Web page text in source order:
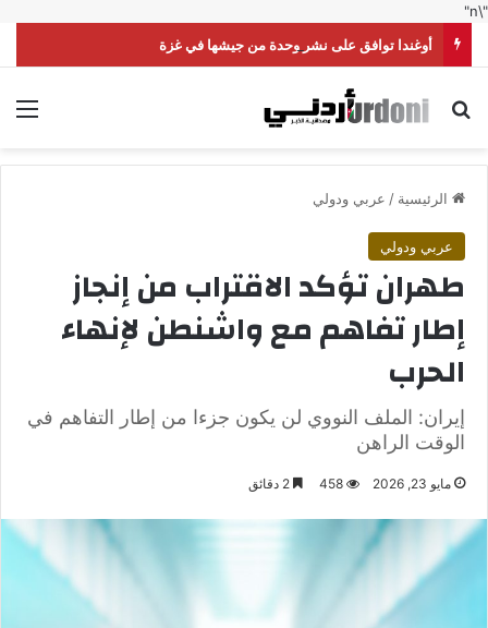
"\n"
أوغندا توافق على نشر وحدة من جيشها في غزة
بحث عن
الرئيسية / عربي ودولي
عربي ودولي
طهران تؤكد الاقتراب من إنجاز
إطار تفاهم مع واشنطن لإنهاء
الحرب
إيران: الملف النووي لن يكون جزءا من إطار التفاهم في
الوقت الراهن
مايو 23, 2026 458